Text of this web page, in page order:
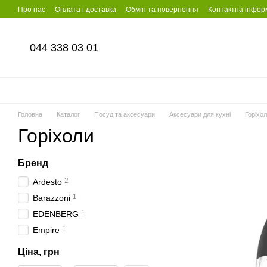
Перейти до основного контенту
Про нас Оплата і доставка Обмін та повернення Контактна
044 338 03 01
Головна Каталог Посуд та аксесуари Аксесуари для кухні
Горіхоли
Бренд
Ardesto 2
Barazzoni 1
EDENBERG 1
Empire 1
Ціна, грн